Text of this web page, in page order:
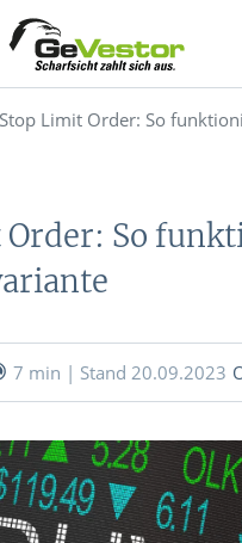
Stop Limit Order: So
Order: So
7 min | Stand 20.09.2023